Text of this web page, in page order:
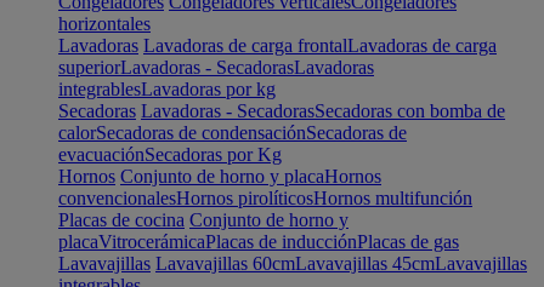
horizontales
Lavadoras Lavadoras de carga frontalLavadoras de carga
superiorLavadoras - SecadorasLavadoras
integrablesLavadoras por kg
Secadoras Lavadoras - SecadorasSecadoras con bomba de
calorSecadoras de condensaciónSecadoras de
evacuaciónSecadoras por Kg
Hornos Conjunto de horno y placaHornos
convencionalesHornos pirolíticosHornos multifunción
Placas de cocina Conjunto de horno y
placaVitrocerámicaPlacas de inducciónPlacas de gas
Lavavajillas Lavavajillas 60cmLavavajillas 45cmLavavajillas